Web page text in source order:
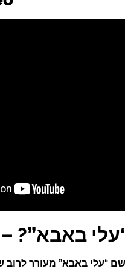
באבא”?